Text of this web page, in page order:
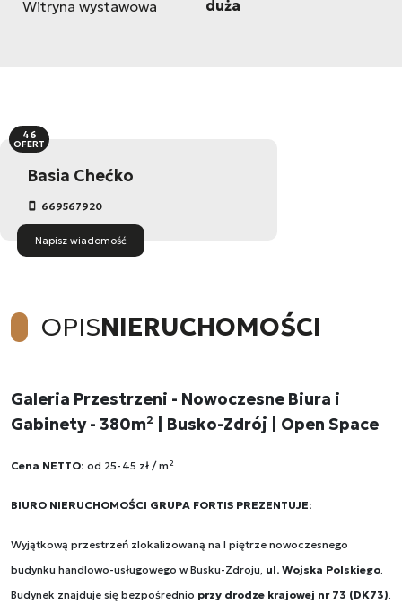
Witryna wystawowa
duża
Basia Chećko
669567920
Napisz wiadomość
46
OFERT
OPISNIERUCHOMOŚCI
Galeria Przestrzeni - Nowoczesne Biura i
Gabinety - 380m² | Busko-Zdrój | Open Space
Cena NETTO: od 25-45 zł / m²
BIURO NIERUCHOMOŚCI GRUPA FORTIS PREZENTUJE:
Wyjątkową przestrzeń zlokalizowaną na I piętrze nowoczesnego
budynku handlowo-usługowego w Busku-Zdroju, ul. Wojska Polskiego.
Budynek znajduje się bezpośrednio przy drodze krajowej nr 73 (DK73).